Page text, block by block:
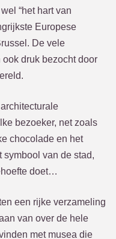
“het hart van
Europese
De vele
druk bezocht door
bezoeker, net zoals
chocolade en het
symbool van de stad,
doet…
een rijke verzameling
van over de hele
met musea die